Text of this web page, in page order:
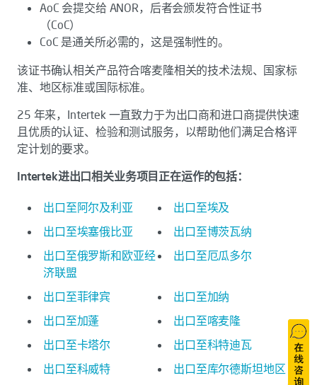
AoC 会提交给 ANOR，后者会颁发符合性证书
（CoC）
CoC 是通关所必需的，这是强制性的。
该证书确认相关产品符合喀麦隆相关的技术法规、国家标
准、地区标准或国际标准。
25 年来，Intertek 一直致力于为出口商和进口商提供快速
且优质的认证、检验和测试服务，以帮助他们满足合格评
定计划的要求。
Intertek进出口相关业务项目正在运作的包括：
出口至阿尔及利亚
出口至埃及
出口至埃塞俄比亚
出口至博茨瓦纳
出口至俄罗斯和欧亚经
济联盟
出口至厄瓜多尔
出口至菲律宾
出口至加纳
出口至加蓬
出口至喀麦隆
出口至卡塔尔
出口至科特迪瓦
出口至科威特
出口至库尔德斯坦地区